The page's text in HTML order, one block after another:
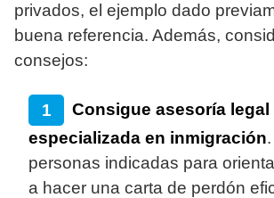
privados, el ejemplo dado
buena referencia. Además,
consejos:
Consigue asesoría legal
especializada en inmigración
personas indicadas para
a hacer una carta de perdón